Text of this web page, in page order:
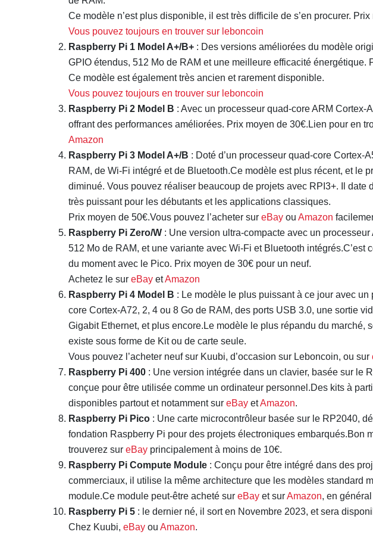
Ce modèle n’est plus disponible, il est très difficile de s’en procurer.
Vous pouvez toujours en trouver sur leboncoin
Raspberry Pi 1 Model A+/B+ : Des versions améliorées du modèle
GPIO étendus, 512 Mo de RAM et une meilleure efficacité énergétique.
Ce modèle est également très ancien et rarement disponible.
Vous pouvez toujours en trouver sur leboncoin
Raspberry Pi 2 Model B : Avec un processeur quad-core ARM Cortex-
offrant des performances améliorées. Prix moyen de 30€.Lien pour en
Amazon
Raspberry Pi 3 Model A+/B : Doté d’un processeur quad-core Cortex-
RAM, de Wi-Fi intégré et de Bluetooth.Ce modèle est plus récent, et le
diminué. Vous pouvez réaliser beaucoup de projets avec RPI3+. Il date
très puissant pour les débutants et les applications classiques.
Prix moyen de 50€.Vous pouvez l’acheter sur eBay ou Amazon
Raspberry Pi Zero/W : Une version ultra-compacte avec un processeur
512 Mo de RAM, et une variante avec Wi-Fi et Bluetooth intégrés.C’est
du moment avec le Pico. Prix moyen de 30€ pour un neuf.
Achetez le sur eBay etAmazon
Raspberry Pi 4 Model B : Le modèle le plus puissant à ce jour avec un
core Cortex-A72, 2, 4 ou 8 Go de RAM, des ports USB 3.0, une sortie
Gigabit Ethernet, et plus encore.Le modèle le plus répandu du marché,
existe sous forme de Kit ou de carte seule.
Vous pouvez l’acheter neuf sur Kuubi, d’occasion sur Leboncoin, ou sur
Raspberry Pi 400 : Une version intégrée dans un clavier, basée sur le
conçue pour être utilisée comme un ordinateur personnel.Des kits à
disponibles partout et notamment sur eBay etAmazon.
Raspberry Pi Pico : Une carte microcontrôleur basée sur le RP2040,
fondation Raspberry Pi pour des projets électroniques embarqués.Bon
trouverez sur eBay principalement à moins de 10€.
Raspberry Pi Compute Module : Conçu pour être intégré dans des
commerciaux, il utilise la même architecture que les modèles standard
module.Ce module peut-être acheté sur eBay et surAmazon, en
Raspberry Pi 5 : le dernier né, il sort en Novembre 2023, et sera
Chez Kuubi, eBay ou Amazon.